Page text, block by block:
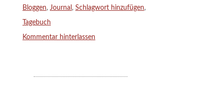
Schlagwörter
Bloggen, Journal , Schlagwort hinzufügen,
Tagebuch
Kommentar hinterlassen